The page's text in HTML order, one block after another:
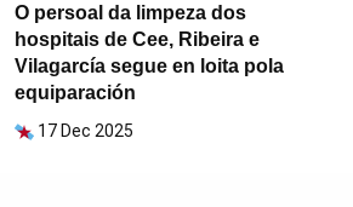
O persoal da limpeza dos
hospitais de Cee, Ribeira e
Vilagarcía segue en loita pola
equiparación
17 Dec 2025